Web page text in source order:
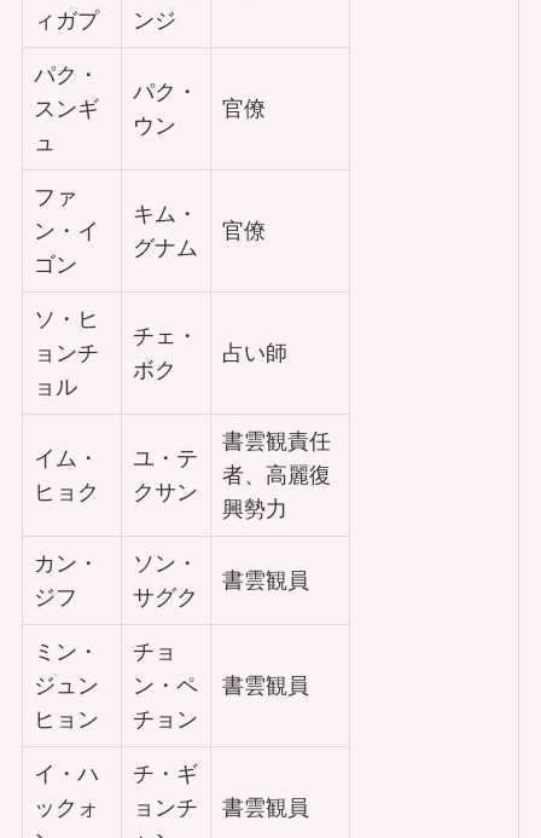
ィガプ
ンジ
パク・
スンギ
ュ
パク・
ウン
官僚
ファ
ン・イ
ゴン
キム・
グナム
官僚
ソ・ヒ
ョンチ
ョル
チェ・
ボク
占い師
イム・
ヒョク
ユ・テ
クサン
書雲観責任
者、高麗復
興勢力
カン・
ジフ
ソン・
サグク
書雲観員
ミン・
ジュン
ヒョン
チョ
ン・ペ
チョン
書雲観員
イ・ハ
ックォ
チ・ギ
ョンチ
書雲観員